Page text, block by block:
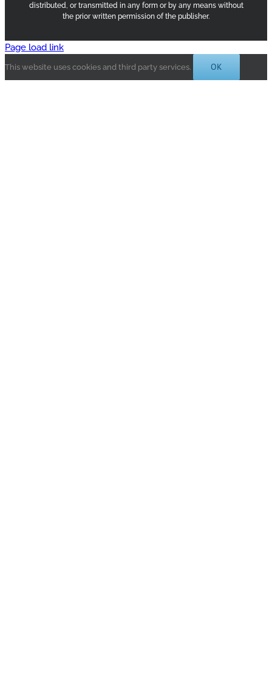
distributed, or transmitted in any form or by any means without
the prior written permission of the publisher.
Page load link
This website uses cookies and third party services. OK